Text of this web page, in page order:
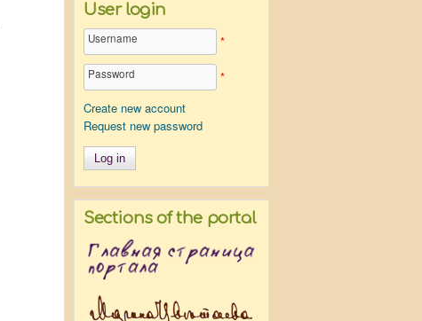
User login
Username *
Password
*
Create new account
Request new password
Sections of the portal